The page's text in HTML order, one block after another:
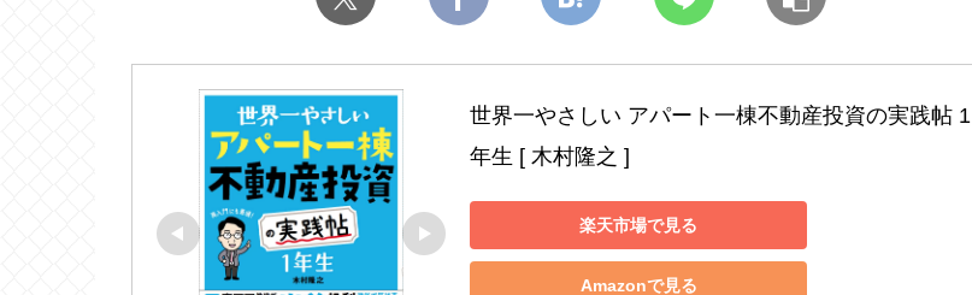
世界一やさしい アパート一棟不動産投資の実践帖 1
年生 [ 木村隆之 ]
楽天市場で見る
Amazonで見る